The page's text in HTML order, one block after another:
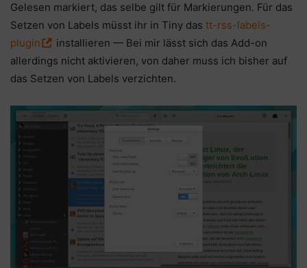
Gelesen markiert, das selbe gilt für Markierungen. Für das
Setzen von Labels müsst ihr in Tiny das tt-rss-labels-
plugin
installieren — Bei mir lässt sich das Add-on
allerdings nicht aktivieren, von daher muss ich bisher auf
das Setzen von Labels verzichten.